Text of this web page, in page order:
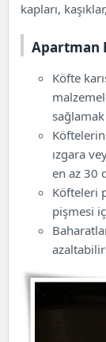
kapları,
Apartman
Köfte
Köftelerin
ızgara
en az 30
Köfteleri
pişmesi